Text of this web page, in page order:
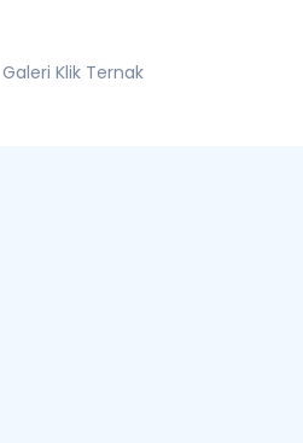
Galeri Klik Ternak